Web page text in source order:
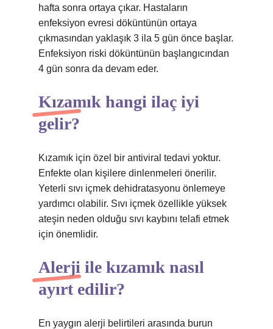
hafta sonra ortaya çıkar. Hastaların
enfeksiyon evresi döküntünün ortaya
çıkmasından yaklaşık 3 ila 5 gün önce başlar.
Enfeksiyon riski döküntünün başlangıcından
4 gün sonra da devam eder.
Kızamık hangi ilaç iyi
gelir?
Kızamık için özel bir antiviral tedavi yoktur.
Enfekte olan kişilere dinlenmeleri önerilir.
Yeterli sıvı içmek dehidratasyonu önlemeye
yardımcı olabilir. Sıvı içmek özellikle yüksek
ateşin neden olduğu sıvı kaybını telafi etmek
için önemlidir.
Alerji ile kızamık nasıl
ayırt edilir?
En yaygın alerji belirtileri arasında burun